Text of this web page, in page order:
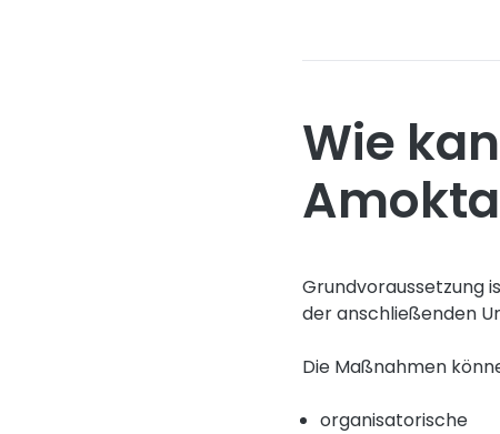
Wie
Grundvoraussetzung
der anschließenden
Die Maßnahmen
organisatorische